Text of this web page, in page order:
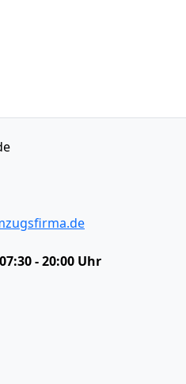
- 20:00 Uhr